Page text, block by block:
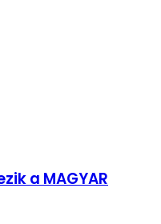
a MAGYAR